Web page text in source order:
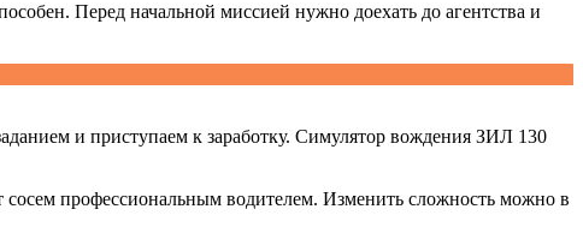
Перед начальной миссией нужно доехать до агентства и
и приступаем к заработку. Симулятор вождения ЗИЛ 130
сосем профессиональным водителем. Изменить сложность можно в